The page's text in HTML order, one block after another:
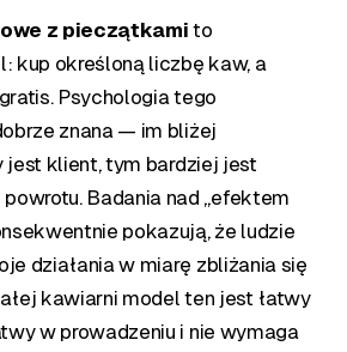
z pieczątkami to
kup określoną liczbę kaw, a
Psychologia tego
znana — im bliżej
jest klient, tym bardziej jest
Badania nad „efektem
pokazują, że ludzie
działania w miarę zbliżania się
kawiarni model ten jest łatwy
w prowadzeniu i nie wymaga